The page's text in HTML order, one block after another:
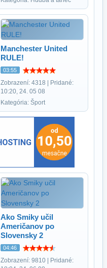
Manchester United
RULE!
03:55
Zobrazení: 4318 | Pridané:
10:20, 24. 05 08
Kategória: Šport
Ako Smiky učil
Američanov po
Slovensky 2
04:46
Zobrazení: 9810 | Pridané: